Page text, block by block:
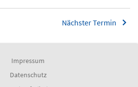
Nächster Termin
Impressum
Datenschutz